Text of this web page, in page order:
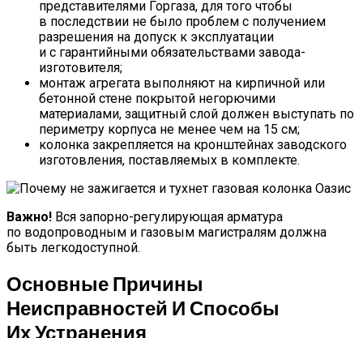
представителями Горгаза, для того чтобы
в последствии не было проблем с получением
разрешения на допуск к эксплуатации
и с гарантийными обязательствами завода-
изготовителя;
монтаж агрегата выполняют на кирпичной или
бетонной стене покрытой негорючими
материалами, защитный слой должен выступать по
периметру корпуса не менее чем на 15 см;
колонка закрепляется на кронштейнах заводского
изготовления, поставляемых в комплекте.
Важно! Вся запорно-регулирующая арматура
по водопроводным и газовым магистралям должна
быть легкодоступной.
Основные Причины
Неисправностей И Способы
Их Устранения